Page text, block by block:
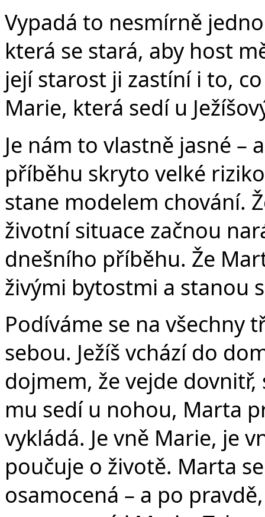
Vypadá to nesmírně
která se stará, aby host
její starost ji zastíní i to,
Marie, která sedí u
Je nám to vlastně jasné –
příběhu skryto velké
stane modelem chování.
životní situace začnou
dnešního příběhu. Že
živými bytostmi a stanou
Podíváme se na všechny
sebou. Ježíš vchází do
dojmem, že vejde
mu sedí u nohou, Marta
vykládá. Je vně Marie, je
poučuje o životě. Marta
osamocená – a po